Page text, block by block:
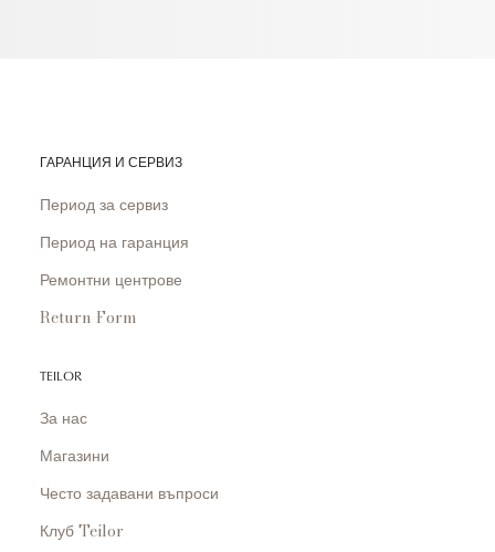
ГАРАНЦИЯ И СЕРВИЗ
Период за сервиз
Период на гаранция
Ремонтни центрове
Return Form
TEILOR
За нас
Магазини
Често задавани въпроси
Клуб Teilor